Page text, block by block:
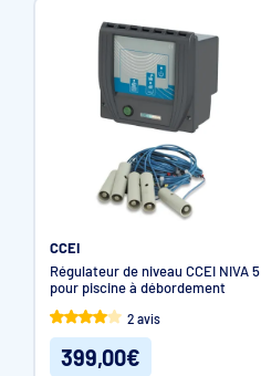
CCEI
Régulateur de niveau CCEI NIVA 5
pour piscine à débordement
2 avis
399,00€